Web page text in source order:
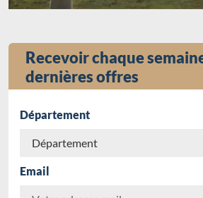
Recevoir chaque
dernières offres
Département
Email